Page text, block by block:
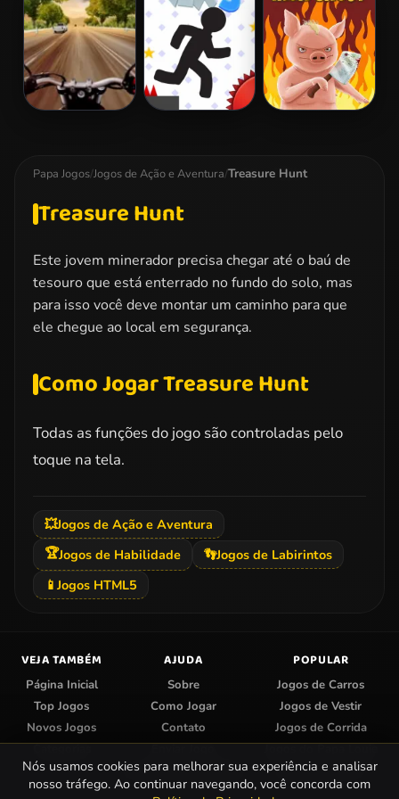
Papa Jogos/Jogos de Ação e Aventura/Treasure Hunt
Treasure Hunt
Este jovem minerador precisa chegar até o baú de
tesouro que está enterrado no fundo do solo, mas
para isso você deve montar um caminho para que
ele chegue ao local em segurança.
Como Jogar Treasure Hunt
Todas as funções do jogo são controladas pelo
toque na tela.
💥Jogos de Ação e Aventura
🏆Jogos de Habilidade 👣Jogos de Labirintos
📱 Jogos HTML5
VEJA TAMBÉM
Página Inicial
Top Jogos
Novos Jogos
Categorias
AJUDA
Sobre
Como Jogar
Contato
Enviar Jogo
Centro de Privacidade
POPULAR
Jogos de Carros
Jogos de Vestir
Jogos de Corrida
Jogos do Papa Louie
Jogos de Colorir
Nós usamos cookies para melhorar sua experiência e analisar
nosso tráfego. Ao continuar navegando, você concorda com